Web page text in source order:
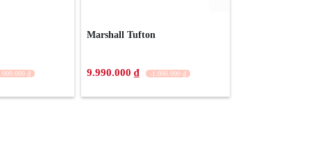
₫
Marshall Tufton
9.990.000 ₫ -1.000.000 ₫